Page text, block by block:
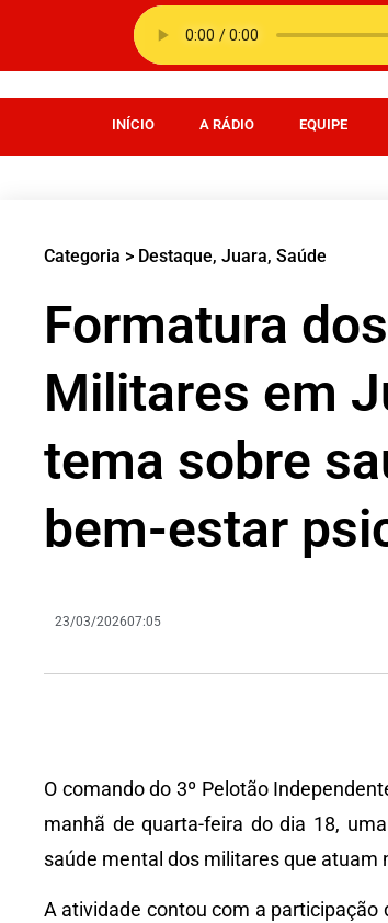
INÍCIO A RÁDIO EQUIPE
Categoria > Destaque, Juara, Saúde
Formatura
Militares em
tema sobre
bem-estar
23/03/202607:05
O comando do 3º Pelotão
manhã de quarta-feira do dia 18,
saúde mental dos militares que atuam
A atividade contou com a participação